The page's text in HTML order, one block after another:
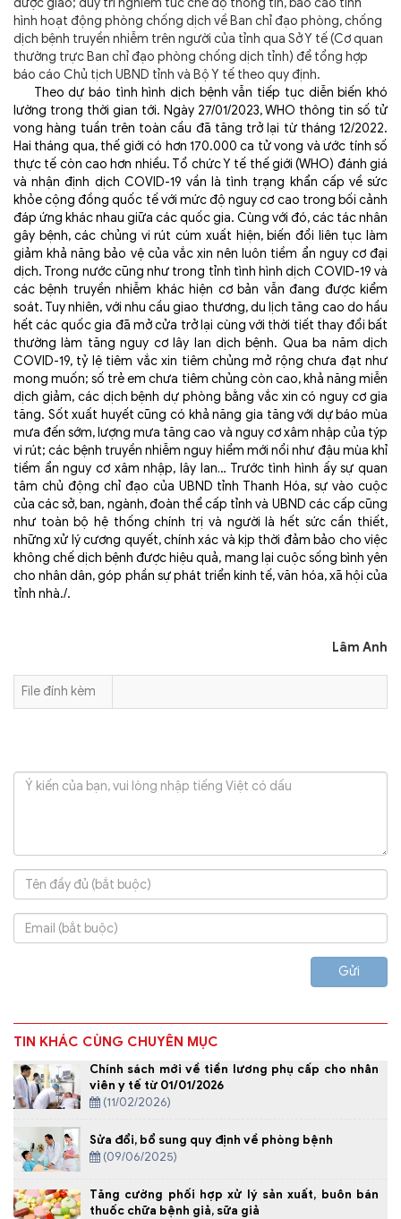
được giao; duy trì nghiêm túc chế độ thông tin, báo cáo tình
hình hoạt động phòng chống dịch về Ban chỉ đạo phòng, chống
dịch bệnh truyền nhiễm trên người của tỉnh qua Sở Y tế (Cơ quan
thường trực Ban chỉ đạo phòng chống dịch tỉnh) để tổng hợp
báo cáo Chủ tịch UBND tỉnh và Bộ Y tế theo quy định.
Theo dự báo tình hình dịch bệnh vẫn tiếp tục diễn biến khó
lường trong thời gian tới. Ngày 27/01/2023, WHO thông tin số tử
vong hàng tuần trên toàn cầu đã tăng trở lại từ tháng 12/2022.
Hai tháng qua, thế giới có hơn 170.000 ca tử vong và ước tính số
thực tế còn cao hơn nhiều. Tổ chức Y tế thế giới (WHO) đánh giá
và nhận định dịch COVID-19 vần là tình trạng khẩn cấp về sức
khỏe cộng đồng quốc tế với mức độ nguy cơ cao trong bối cảnh
đáp ứng khác nhau giữa các quốc gia. Cùng với đó, các tác nhân
gây bệnh, các chủng vi rút cúm xuất hiện, biến đổi liên tục làm
giảm khả năng bảo vệ của vắc xin nên luôn tiềm ẩn nguy cơ đại
dịch. Trong nước cũng như trong tỉnh tình hình dịch COVID-19 và
các bệnh truyền nhiễm khác hiện cơ bản vẫn đang được kiểm
soát. Tuy nhiên, với nhu cầu giao thương, du lịch tăng cao do hầu
hết các quốc gia đã mở cửa trở lại cùng với thời tiết thay đổi bất
thường làm tăng nguy cơ lây lan dịch bệnh. Qua ba năm dịch
COVID-19, tỷ lệ tiêm vắc xin tiêm chủng mở rộng chưa đạt như
mong muốn; số trẻ em chưa tiêm chủng còn cao, khả năng miễn
dịch giảm, các dịch bệnh dự phòng bằng vắc xin có nguy cơ gia
tăng. Sốt xuất huyết cũng có khả năng gia tăng với dự báo mùa
mưa đến sớm, lượng mưa tăng cao và nguy cơ xâm nhập của týp
vi rút; các bệnh truyền nhiễm nguy hiểm mới nổi như đậu mùa khỉ
tiềm ẩn nguy cơ xâm nhập, lây lan… Trước tình hình ấy sự quan
tâm chủ động chỉ đạo của UBND tỉnh Thanh Hóa, sự vào cuộc
của các sở, ban, ngành, đoàn thể cấp tỉnh và UBND các cấp cũng
như toàn bộ hệ thống chính trị và người là hết sức cần thiết,
những xử lý cương quyết, chính xác và kịp thời đảm bảo cho việc
không chế dịch bệnh được hiệu quả, mang lại cuộc sống bình yên
cho nhân dân, góp phần sự phát triển kinh tế, văn hóa, xã hội của
tỉnh nhà./.
Lâm Anh
File đính kèm
Gửi
TIN KHÁC CÙNG CHUYÊN MỤC
Chính sách mới về tiền lương phụ cấp cho nhân
viên y tế từ 01/01/2026
(11/02/2026)
Sửa đổi, bổ sung quy định về phòng bệnh
(09/06/2025)
Tăng cường phối hợp xử lý sản xuất, buôn bán
thuốc chữa bệnh giả, sữa giả